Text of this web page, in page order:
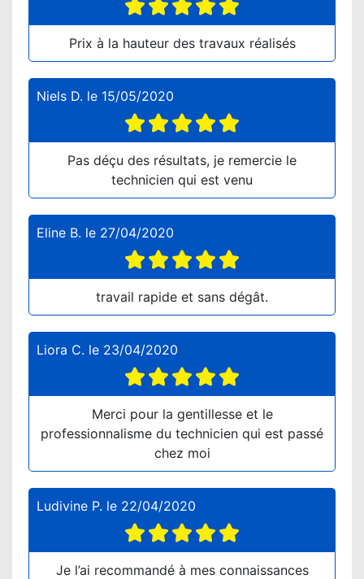
Prix à la hauteur des travaux réalisés
Niels D. le 15/05/2020
Pas déçu des résultats, je remercie le
technicien qui est venu
Eline B. le 27/04/2020
travail rapide et sans dégât.
Liora C. le 23/04/2020
Merci pour la gentillesse et le
professionnalisme du technicien qui est passé
chez moi
Ludivine P. le 22/04/2020
Je l’ai recommandé à mes connaissances